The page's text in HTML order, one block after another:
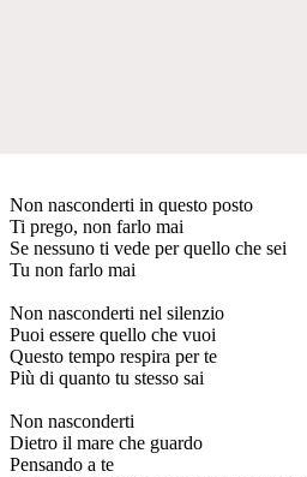
Non nasconderti in questo posto
Ti prego, non farlo mai
Se nessuno ti vede per quello che sei
Tu non farlo mai
Non nasconderti nel silenzio
Puoi essere quello che vuoi
Questo tempo respira per te
Più di quanto tu stesso sai
Non nasconderti
Dietro il mare che guardo
Pensando a te